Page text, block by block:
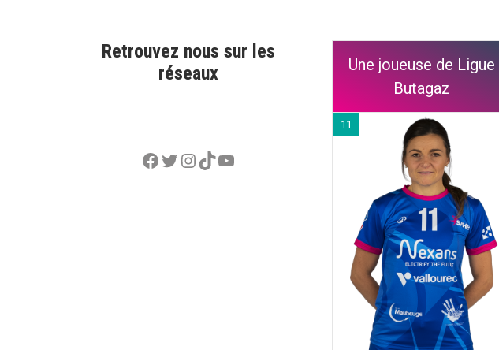
Retrouvez nous sur les
réseaux
Facebook
Twitter
Instagram
TikTok
YouTube
Une joueuse de Ligue
Butagaz
11